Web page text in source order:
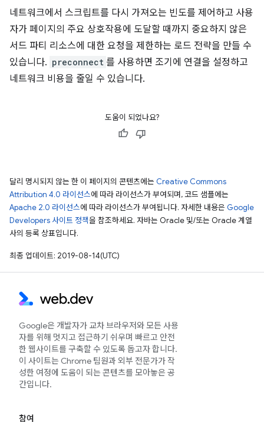
네트워크에서 스크립트를 다시 가져오는 빈도를 제어하고 사용
자가 페이지의 주요 상호작용에 도달할 때까지 중요하지 않은
서드 파티 리소스에 대한 요청을 제한하는 로드 전략을 만들 수
있습니다. preconnect 를 사용하면 조기에 연결을 설정하고
네트워크 비용을 줄일 수 있습니다.
도움이 되었나요?
달리 명시되지 않는 한 이 페이지의 콘텐츠에는 Creative Commons
Attribution 4.0 라이선스에 따라 라이선스가 부여되며, 코드 샘플에는
Apache 2.0 라이선스에 따라 라이선스가 부여됩니다. 자세한 내용은 Google
Developers 사이트 정책을 참조하세요. 자바는 Oracle 및/또는 Oracle 계열
사의 등록 상표입니다.
최종 업데이트: 2019-08-14(UTC)
Google은 개발자가 교차 브라우저와 모든 사용
자를 위해 멋지고 접근하기 쉬우며 빠르고 안전
한 웹사이트를 구축할 수 있도록 돕고자 합니다.
이 사이트는 Chrome 팀원과 외부 전문가가 작
성한 여정에 도움이 되는 콘텐츠를 모아놓은 공
간입니다.
참여